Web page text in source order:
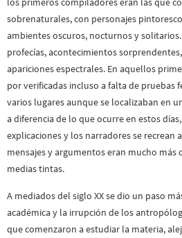
sobrenaturales, con personajes
ambientes oscuros, nocturnos y
profecías, acontecimientos
apariciones espectrales. En aquellos
por verificadas incluso a falta de pruebas
varios lugares aunque se localizaban en
a diferencia de lo que ocurre en estos
explicaciones y los narradores se recrean
mensajes y argumentos eran mucho más
medias tintas.
A mediados del siglo XX se dio un paso
académica y la irrupción de los
que comenzaron a estudiar la materia,